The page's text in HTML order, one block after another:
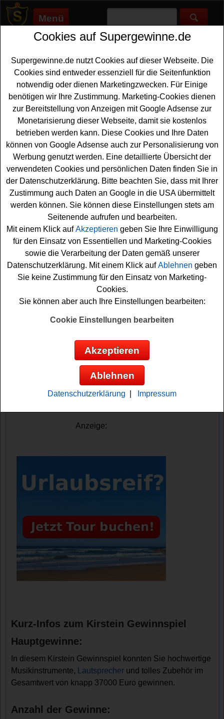
Menü
Supergewinne.de>Gewinnspiele>Technik Gewinnspiele>
Anzeige:
Anzeige:
Kirstein Weihnachtsgewinnspiel -
Musikinstrumente und mehr
gewinnen
Ein tolles Weihnachtsgewinnspiel hat Kirstein gestartet.
Verlost werden bei dem Kirstein Gewinnspiel zu
Weihnachten traumhafteSachpreisefür Musik-Liebhaber
im Gesamtwert von knpp 37000 Euro. Ob
Musikinstrument wie Gitarre oder ein digitales Saxophon,
Sound-Equipment, Lautsprecher, Verstärker oder tolles
Zubehör - alle Musik-Freunde werden dieses Kirstein
Weihnachts-Gewinnspiel mit Sicherheit lieben.
Falls Sie an der Verlosung teilnehmen möchten, müssen
Sie nur fix die Lösung herausfinden, Ihren
Wunschgewinn auswählen und können dann das
Formular ausfüllen. Vielleicht haben Sie ja Glück? Auf
jeden Fall sind die Daumen für das Kirstein Gewinnspiel
zu Weihnachten schon fest gedrückt!
Kirstein verlost hochwertige
Musikinstrumente, Lautsprecher und
tolles Zubehör im Gesamtwert von knapp
Anzeige:
Kurz-Infos zum Kirstein Gewinnspiel
Hauptgewinne:
In diesem Kirstein Gewinnspiel konnten Sie hochwertige
Musikinstrumente,
Lautsprecher und tolles Zubehör im
Gesamtwert von knapp 37000 Euro gewinnen.
Anzahl der Gewinne:
Cookies auf Supergewinne.de
Supergewinne.de nutzt Cookies auf dieser Webseite. Die
Cookies sind entweder essenziell für die Seitenfunktion
notwendig oder dienen Marketingzwecken. Für Einige
benötigen wir Ihre Zustimmung. Marketing-Cookies dienen
zur Bereitstellung von Anzeigen mit Google Adsense zur
Monetarisierung dieser Webseite, damit sie kostenlos
betrieben werden kann. Diese Cookies und Ihre Daten
können von Google Adsense auch zur Personalisierung von
Werbung genutzt werden. Eine detaillierte Übersicht der
verwendeten Cookies und persönlichen Daten finden Sie in
der Datenschutzerklärung. Bitte beachten Sie, dass mit Ihrer
Zustimmung auch Daten an Google in die USA übermittelt
werden können. Sie können diese Einstellungen stets am
Seitenende aufrufen und bearbeiten.
Mit einem Klick aufAkzeptieren geben Sie Ihre Einwilligung
für den Einsatz von Essentiellen und Marketing-Cookies
sowie die Verarbeitung der Daten gemäß unserer
Datenschutzerklärung. Mit einem Klick aufAblehnen geben
Sie keine Zustimmung für den Einsatz von Marketing-
Cookies.
Sie können aber auch Ihre Einstellungen bearbeiten:
Cookie Einstellungen bearbeiten
Akzeptieren
Ablehnen
Datenschutzerklärung Impressum